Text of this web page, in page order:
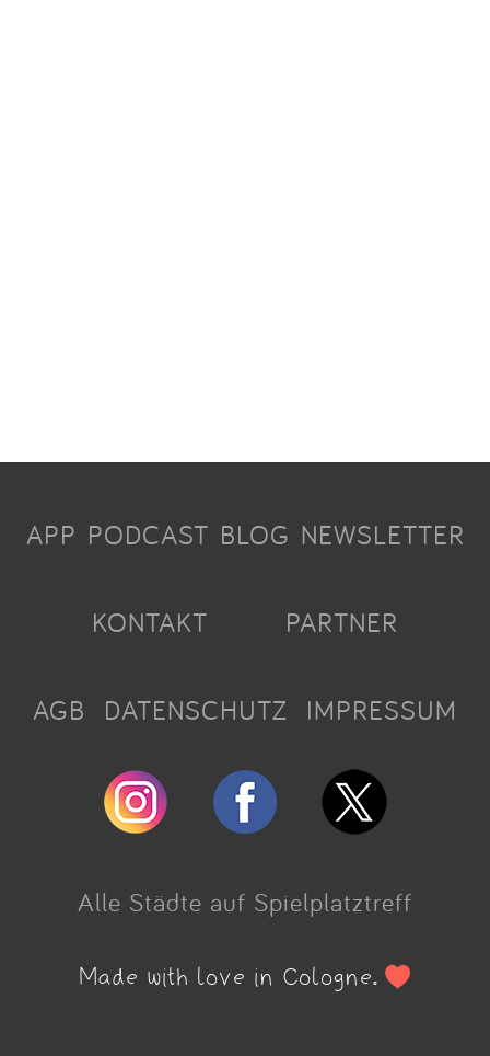
APP PODCAST BLOG NEWSLETTER
KONTAKT PARTNER
AGB DATENSCHUTZ IMPRESSUM
Alle Städte auf Spielplatztreff
Made with love in Cologne.